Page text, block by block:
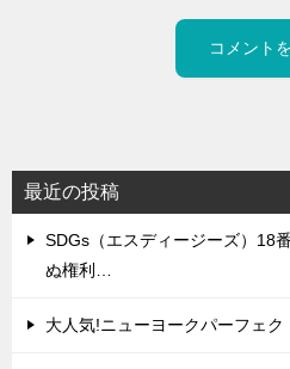
最近の投稿
SDGs（エスディージーズ）18
ぬ権利…
大人気!ニューヨークパーフェ